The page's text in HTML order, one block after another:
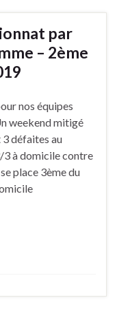
par
– 2ème
nos équipes
weekend mitigé
défaites au
3 à domicile contre
place 3ème du